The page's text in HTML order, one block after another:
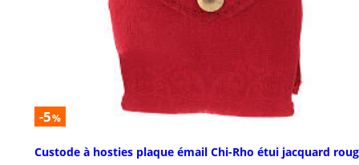
-5%
Custode à hosties plaque émail Chi-Rho étui jacquard